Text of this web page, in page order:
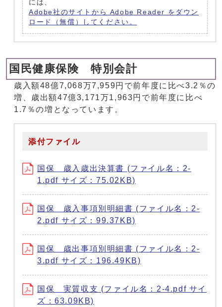
には、
Adobe社のサイトから Adobe Reader をダウン
ロード（無償）してください。
国民健康保険 特別会計
歳入額48億7,068万7,959円で前年度に比べ3.2％の
増、歳出額47億3,171万1,963円で前年度に比べ
1.7％の増となっています。
添付ファイル
国保 歳入歳出決算書 (ファイル名：2-
1.pdf サイズ：75.02KB)
国保 歳入事項別明細書 (ファイル名：2-
2.pdf サイズ：99.37KB)
国保 歳出事項別明細書 (ファイル名：2-
3.pdf サイズ：196.49KB)
国保 実質収支 (ファイル名：2-4.pdf サイ
ズ：63.09KB)